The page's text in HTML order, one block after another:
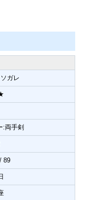
ガレ
:両手剣
89